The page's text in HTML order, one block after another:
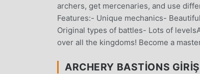
archers, get mercenaries, and use
Features:- Unique mechanics-
Original types of battles- Lots of
over all the kingdoms! Become a
ARCHERY BASTIONS GIRIŞ